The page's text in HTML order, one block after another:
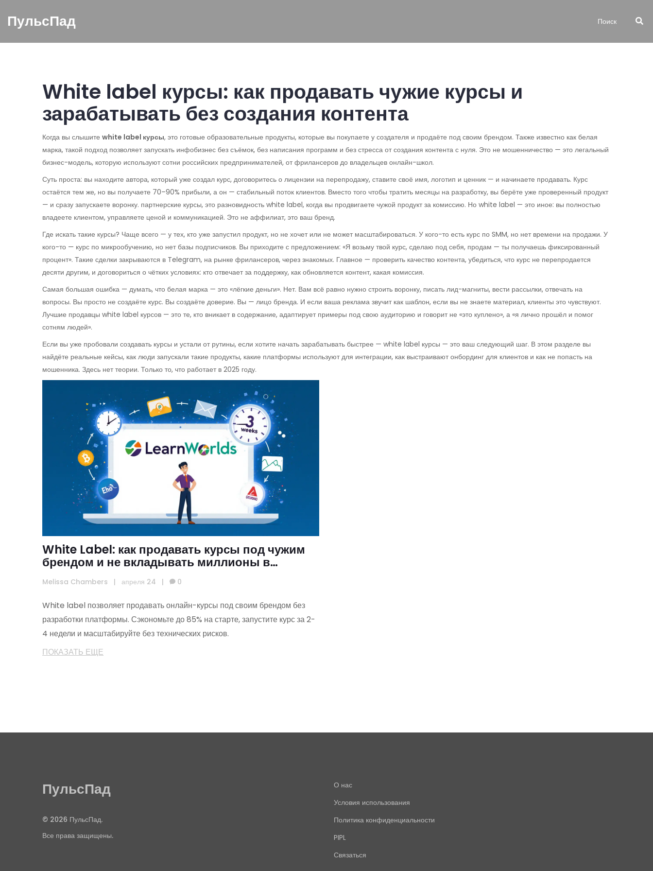
ПульсПад
White label курсы: как продавать чужие курсы и
зарабатывать без создания контента
Когда вы слышите white label курсы, это готовые образовательные продукты, которые вы покупаете у создателя и продаёте под своим брендом. Также известно как белая
марка, такой подход позволяет запускать инфобизнес без съёмок, без написания программ и без стресса от создания контента с нуля. Это не мошенничество — это легальный
бизнес-модель, которую используют сотни российских предпринимателей, от фрилансеров до владельцев онлайн-школ.
Суть проста: вы находите автора, который уже создал курс, договоритесь о лицензии на перепродажу, ставите своё имя, логотип и ценник — и начинаете продавать. Курс
остаётся тем же, но вы получаете 70–90% прибыли, а он — стабильный поток клиентов. Вместо того чтобы тратить месяцы на разработку, вы берёте уже проверенный продукт
— и сразу запускаете воронку. партнерские курсы, это разновидность white label, когда вы продвигаете чужой продукт за комиссию. Но white label — это иное: вы полностью
владеете клиентом, управляете ценой и коммуникацией. Это не аффилиат, это ваш бренд.
Где искать такие курсы? Чаще всего — у тех, кто уже запустил продукт, но не хочет или не может масштабироваться. У кого-то есть курс по SMM, но нет времени на продажи. У
кого-то — курс по микрообучению, но нет базы подписчиков. Вы приходите с предложением: «Я возьму твой курс, сделаю под себя, продам — ты получаешь фиксированный
процент». Такие сделки закрываются в Telegram, на рынке фрилансеров, через знакомых. Главное — проверить качество контента, убедиться, что курс не перепродается
десяти другим, и договориться о чётких условиях: кто отвечает за поддержку, как обновляется контент, какая комиссия.
Самая большая ошибка — думать, что белая марка — это «лёгкие деньги». Нет. Вам всё равно нужно строить воронку, писать лид-магниты, вести рассылки, отвечать на
вопросы. Вы просто не создаёте курс. Вы создаёте доверие. Вы — лицо бренда. И если ваша реклама звучит как шаблон, если вы не знаете материал, клиенты это чувствуют.
Лучшие продавцы white label курсов — это те, кто вникает в содержание, адаптирует примеры под свою аудиторию и говорит не «это куплено», а «я лично прошёл и помог
сотням людей».
Если вы уже пробовали создавать курсы и устали от рутины, если хотите начать зарабатывать быстрее — white label курсы — это ваш следующий шаг. В этом разделе вы
найдёте реальные кейсы, как люди запускали такие продукты, какие платформы используют для интеграции, как выстраивают онбординг для клиентов и как не попасть на
мошенника. Здесь нет теории. Только то, что работает в 2025 году.
White Label: как продавать курсы под чужим
брендом и не вкладывать миллионы в
разработку
Melissa Chambers | апреля 24 | 0
White label позволяет продавать онлайн-курсы под своим брендом без
разработки платформы. Сэкономьте до 85% на старте, запустите курс за 2-
4 недели и масштабируйте без технических рисков.
ПОКАЗАТЬ ЕЩЕ
ПульсПад
© 2026 ПульсПад.
Все права защищены.
О нас
Условия использования
Политика конфиденциальности
PIPL
Связаться